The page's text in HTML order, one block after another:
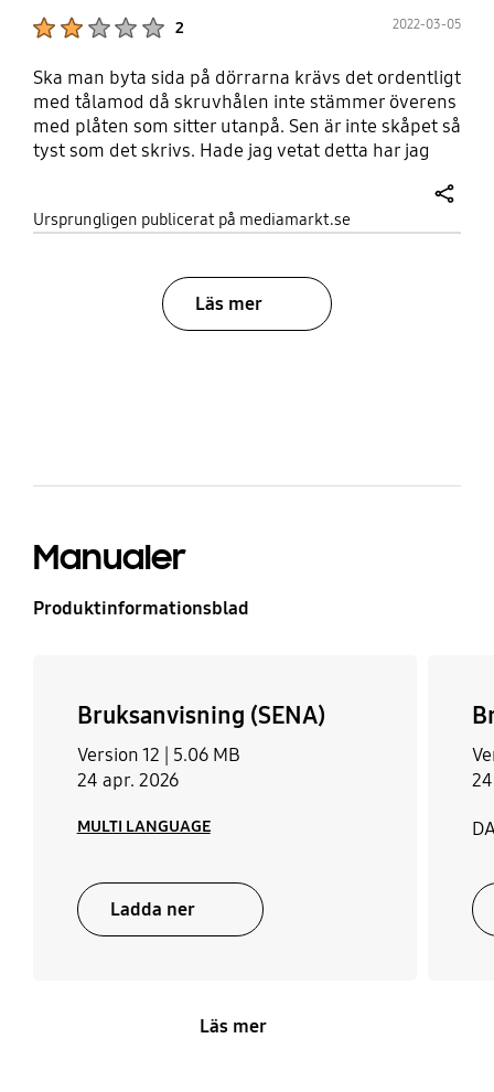
2 2022-03-05
Ska man byta sida på dörrarna krävs det ordentligt
med tålamod då skruvhålen inte stämmer överens
med plåten som sitter utanpå. Sen är inte skåpet så
tyst som det skrivs. Hade jag vetat detta har jag
Ursprungligen publicerat på mediamarkt.se
Läs mer
Manualer
Produktinformationsblad
Bruksanvisning (SENA)
Version 12 | 5.06 MB
24 apr. 2026
MULTI LANGUAGE
Ladda ner
Läs mer